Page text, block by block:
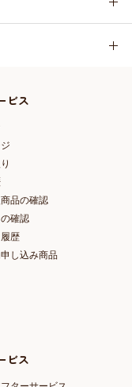
ビス
品の確認
確認
歴
し込み商品
ビス